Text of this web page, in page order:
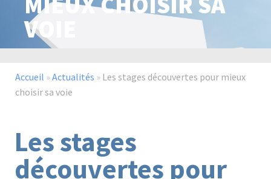
Paysage,
VOIE
Accueil »Actualités » Les stages découvertes pour mieux
choisir sa voie
Les stages
découvertes pour